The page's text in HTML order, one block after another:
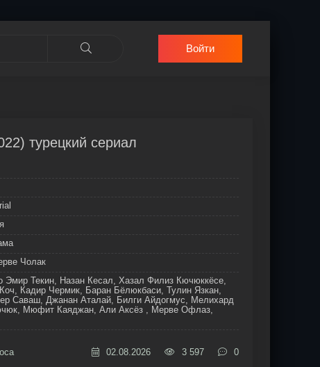
Войти
турецкий сериал
Чолак
Эмир Текин, Назан Кесал, Хазал Филиз Кючюккёсе,
Кадир Чермик, Баран Бёлюкбаси, Тулин Язкан,
Саваш, Джанан Аталай, Билги Айдогмус, Мелихард
Мюфит Каяджан, Али Аксёз , Мерве Офлаз,
02.08.2026 3 597 0